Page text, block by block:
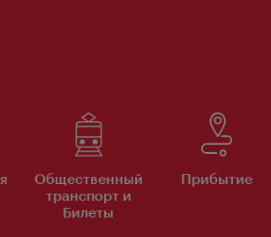
Общественный
транспорт и
Билеты
Прибытие